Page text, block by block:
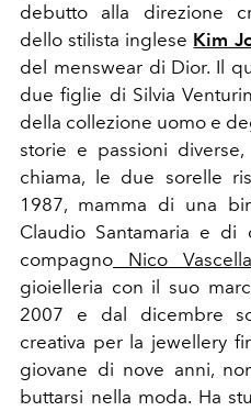
debutto alla direzione
dello stilista inglese Kim
del menswear di Dior. Il
due figlie di Silvia
della collezione uomo e
storie e passioni
chiama, le due sorelle
1987, mamma di una
Claudio Santamaria e di
compagno Nico
gioielleria con il suo
2007 e dal dicembre
creativa per la jewellery
giovane di nove anni,
buttarsi nella moda. Ha